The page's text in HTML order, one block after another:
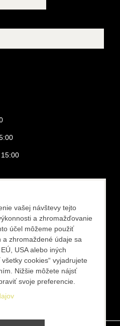
962 964
755 895
vašej návštevy tejto
a zhromažďovanie
účel môžeme použiť
zhromaždené údaje sa
USA alebo iných
cookies“ vyjadrujete
Nižšie môžete nájsť
svoje preferencie.